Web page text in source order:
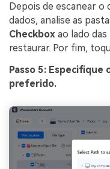
Depois de escanear
dados, analise as
Checkbox ao lado
restaurar. Por fim,
Passo 5:
preferido.